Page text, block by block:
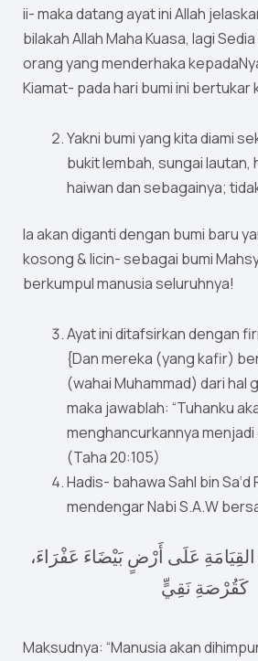
ii- maka datang ayat ini Allah
bilakah Allah Maha Kuasa, lagi
orang yang menderhaka
Kiamat- pada hari bumi ini bertukar
Yakni bumi yang kita diami
bukit lembah, sungai lautan,
haiwan dan sebagainya;
Ia akan diganti dengan bumi baru
kosong & licin- sebagai bumi
berkumpul manusia seluruhnya!
Ayat ini ditafsirkan dengan
{Dan mereka (yang kafir)
(wahai Muhammad) dari hal
maka jawablah: “Tuhanku
menghancurkannya
(Taha 20:105)
Hadis- bahawa Sahl bin Sa‘d
mendengar Nabi S.A.W
عَلَى أَرْضٍ بَيْضَاءَ عَفْرَاءَ،
كَقُرْصَةِ نَقِيٍّ
Maksudnya: “Manusia akan